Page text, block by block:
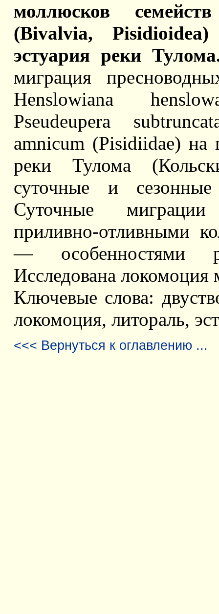
моллюсков
(Bivalvia,
эстуария реки
миграция
Henslowiana
Pseudeupera
amnicum (Pisidiidae) на
реки Тулома
суточные и
Суточные
приливно-отливными
— особенностями
Исследована локомоция
Ключевые слова:
локомоция, литораль,
<<< Вернуться к оглавлению ...